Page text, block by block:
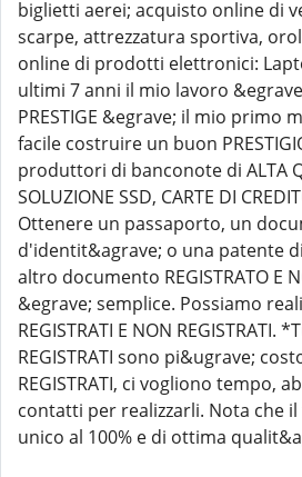
biglietti aerei; acquisto online di
scarpe, attrezzatura sportiva,
online di prodotti elettronici:
ultimi 7 anni il mio lavoro
PRESTIGE &egrave; il mio primo
facile costruire un buon
produttori di banconote di ALTA
SOLUZIONE SSD, CARTE DI
Ottenere un passaporto, un
d'identit&agrave; o una patente
altro documento REGISTRATO E
&egrave; semplice. Possiamo
REGISTRATI E NON
REGISTRATI sono pi&ugrave;
REGISTRATI, ci vogliono tempo,
contatti per realizzarli. Nota che
unico al 100% e di ottima